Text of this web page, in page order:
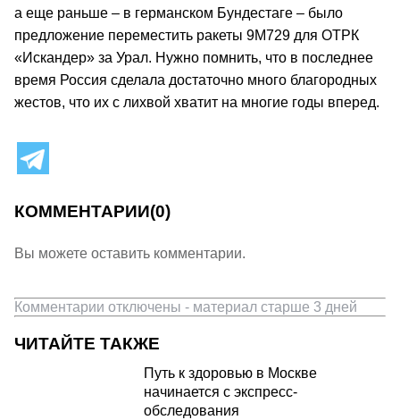
а еще раньше – в германском Бундестаге – было
предложение переместить ракеты 9М729 для ОТРК
«Искандер» за Урал. Нужно помнить, что в последнее
время Россия сделала достаточно много благородных
жестов, что их с лихвой хватит на многие годы вперед.
КОММЕНТАРИИ(0)
Вы можете оставить комментарии.
Комментарии отключены - материал старше 3 дней
ЧИТАЙТЕ ТАКЖЕ
Путь к здоровью в Москве
начинается с экспресс-
обследования